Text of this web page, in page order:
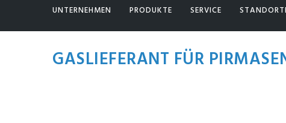
UNTERNEHMEN PRODUKTE SERVICE
GASLIEFERANT FÜR